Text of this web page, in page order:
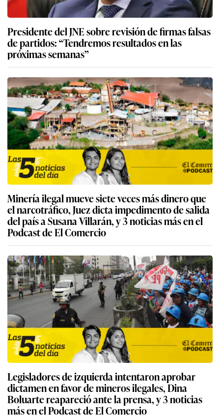
Presidente del JNE sobre revisión de firmas falsas
de partidos: “Tendremos resultados en las
próximas semanas”
Minería ilegal mueve siete veces más dinero que
el narcotráfico, Juez dicta impedimento de salida
del país a Susana Villarán, y 3 noticias más en el
Podcast de El Comercio
Legisladores de izquierda intentaron aprobar
dictamen en favor de mineros ilegales, Dina
Boluarte reapareció ante la prensa, y 3 noticias
más en el Podcast de El Comercio